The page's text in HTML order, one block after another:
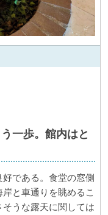
一歩。館内はと
である。食堂の窓側
と車通りを眺めるこ
うな露天に関しては